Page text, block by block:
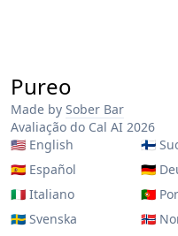
Pureo
Made by Sober Bar
Avaliação do Cal AI 2026
🇺🇸 English 🇫🇮
🇪🇸 Español 🇩🇪
🇮🇹 Italiano 🇵🇹
🇸🇪 Svenska 🇳🇴